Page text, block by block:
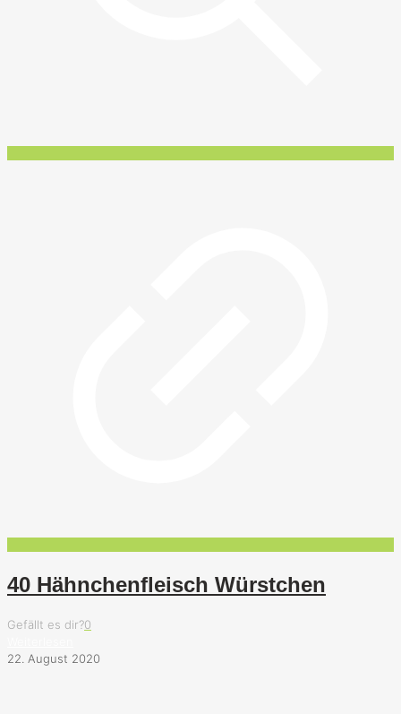
40 Hähnchenfleisch Würstchen
Gefällt es dir?0
22. August 2020